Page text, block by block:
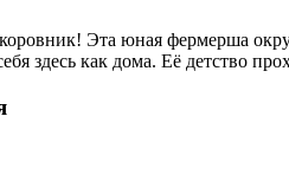
Эта юная фермерша
здесь как дома. Её детство